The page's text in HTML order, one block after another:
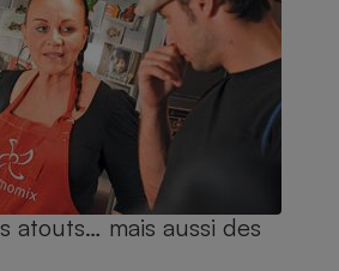
atouts… mais aussi des